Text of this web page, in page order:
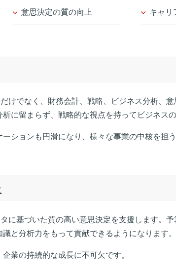
意思決定の質の向上 キャリ
けでなく、財務会計、戦略、ビジネス分析、
に留まらず、戦略的な視点を持ってビジネス
ションも円滑になり、様々な事業の中核を担
に基づいた質の高い意思決定を支援します。
と分析力をもって貢献できるようになります。
業の持続的な成長に不可欠です。